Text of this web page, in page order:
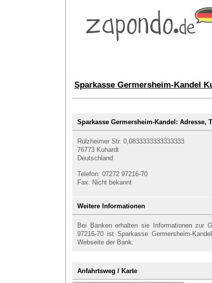
Sparkasse Germersheim-Kandel
Sparkasse Germersheim-Kandel: Adresse,
Rülzheimer Str. 0,0833333333333333
76773 Kuhardt
Deutschland
Telefon: 07272 97216-70
Fax: Nicht bekannt
Weitere Informationen
Bei Banken erhalten sie Informationen zur
97216-70 ist Sparkasse Germersheim-
Webseite der Bank.
Anfahrtsweg / Karte